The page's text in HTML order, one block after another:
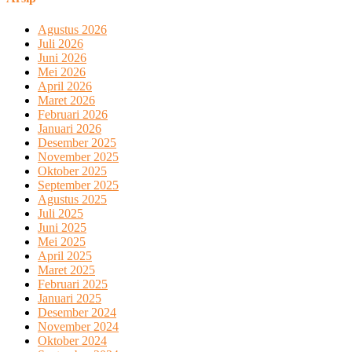
Agustus 2026
Juli 2026
Juni 2026
Mei 2026
April 2026
Maret 2026
Februari 2026
Januari 2026
Desember 2025
November 2025
Oktober 2025
September 2025
Agustus 2025
Juli 2025
Juni 2025
Mei 2025
April 2025
Maret 2025
Februari 2025
Januari 2025
Desember 2024
November 2024
Oktober 2024